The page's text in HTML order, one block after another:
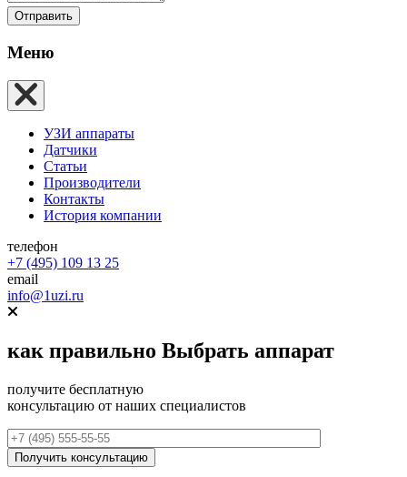
Отправить
Меню
УЗИ аппараты
Датчики
Статьи
Производители
Контакты
История компании
телефон
+7 (495) 109 13 25
email
info@1uzi.ru
как правильно Выбрать аппарат
получите бесплатную
консультацию от наших специалистов